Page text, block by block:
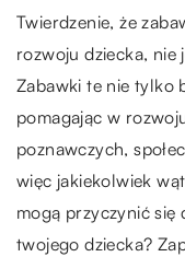
Twierdzenie, że
rozwoju dziecka,
Zabawki te nie tylko
pomagając w
poznawczych,
więc jakiekolwiek
mogą przyczynić
twojego dziecka?